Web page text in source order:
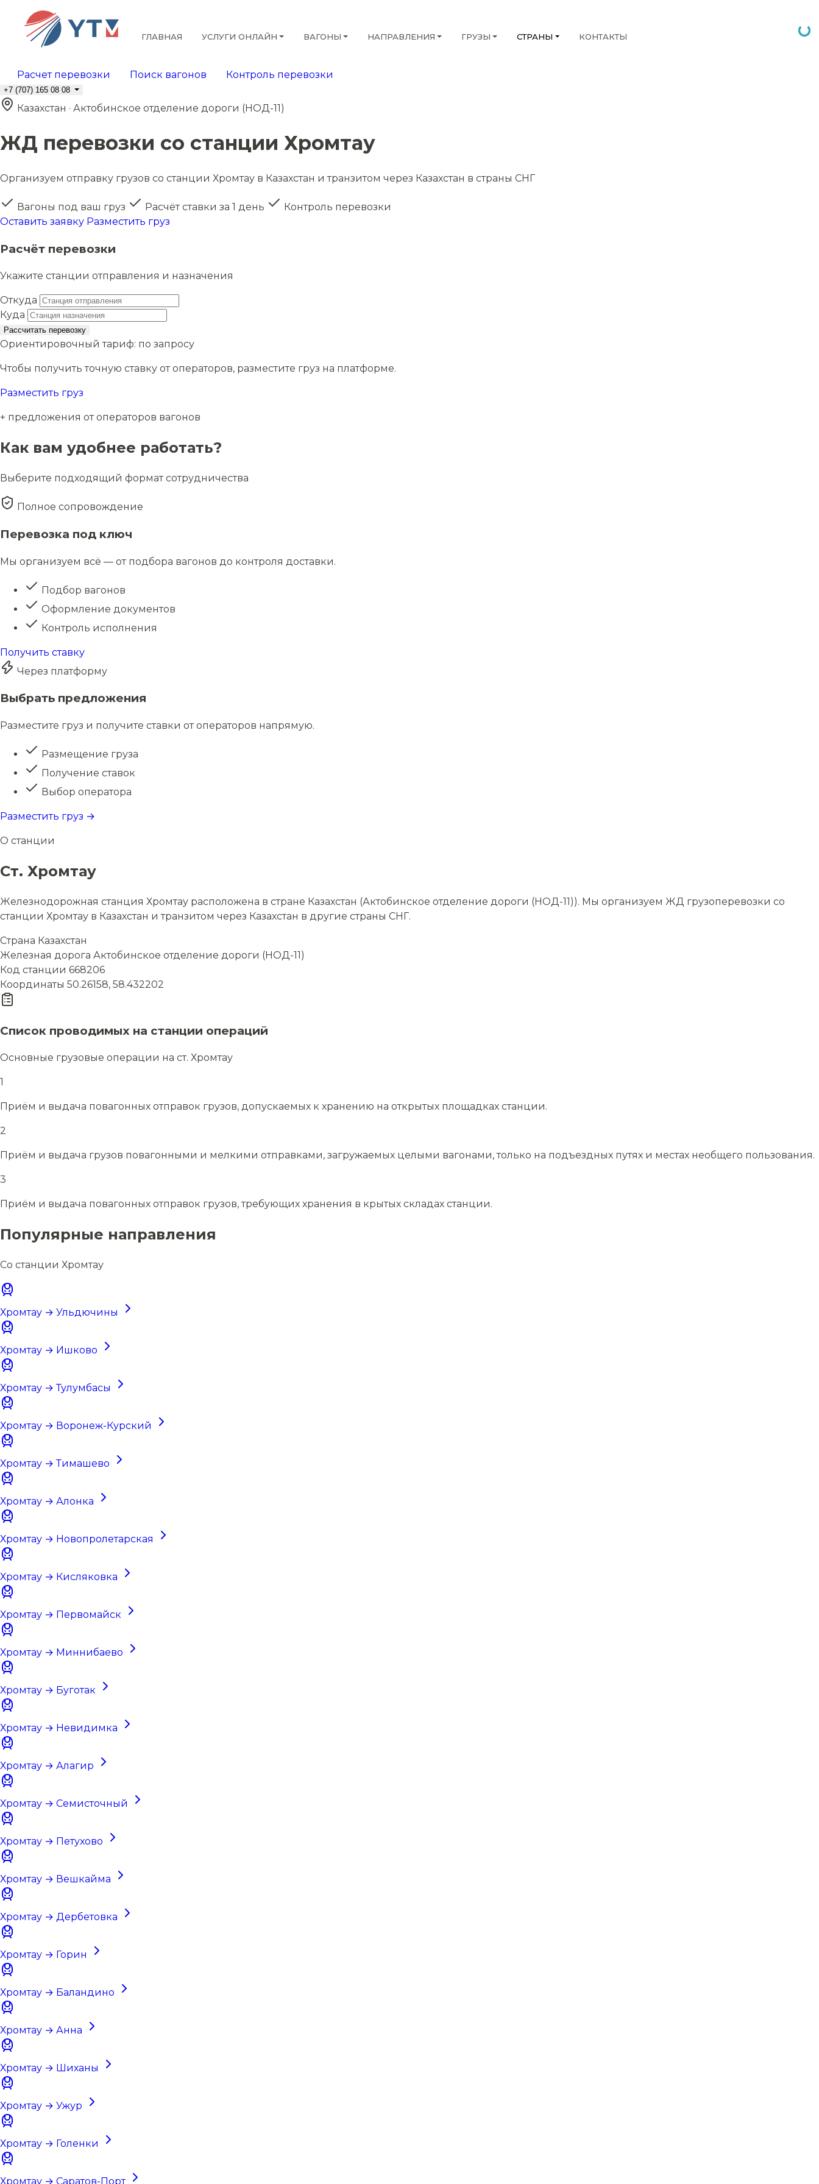
ГЛАВНАЯ УСЛУГИ ОНЛАЙН ВАГОНЫ НАПРАВЛЕНИЯ ГРУЗЫ СТРАНЫ КОНТАКТЫ
Расчет перевозки Поиск вагонов Контроль перевозки
+7 (707) 165 08 08
Казахстан · Актобинское отделение дороги (НОД-11)
ЖД перевозки со станции Хромтау
Организуем отправку грузов со станции Хромтау в Казахстан и транзитом через Казахстан в страны СНГ
Вагоны под ваш груз Расчёт ставки за 1 день
Контроль перевозки
Оставить заявку Разместить груз
Расчёт перевозки
Укажите станции отправления и назначения
Откуда
Куда
Рассчитать перевозку
Ориентировочный тариф: по запросу
Чтобы получить точную ставку от операторов, разместите груз на платформе.
Разместить груз
+ предложения от операторов вагонов
Как вам удобнее работать?
Выберите подходящий формат сотрудничества
Полное сопровождение
Перевозка под ключ
Мы организуем всё — от подбора вагонов до контроля доставки.
Подбор вагонов
Оформление документов
Контроль исполнения
Получить ставку
Через платформу
Выбрать предложения
Разместите груз и получите ставки от операторов напрямую.
Размещение груза
Получение ставок
Выбор оператора
Разместить груз →
О станции
Ст. Хромтау
Железнодорожная станция Хромтау расположена в стране Казахстан (Актобинское отделение дороги (НОД-11)). Мы организуем ЖД грузоперевозки со
станции Хромтау в Казахстан и транзитом через Казахстан в другие страны СНГ.
Страна Казахстан
Железная дорога Актобинское отделение дороги (НОД-11)
Код станции 668206
Координаты 50.26158, 58.432202
Список проводимых на станции операций
Основные грузовые операции на ст. Хромтау
1
Приём и выдача повагонных отправок грузов, допускаемых к хранению на открытых площадках станции.
2
Приём и выдача грузов повагонными и мелкими отправками, загружаемых целыми вагонами, только на подъездных путях и местах необщего пользования.
3
Приём и выдача повагонных отправок грузов, требующих хранения в крытых складах станции.
Популярные направления
Со станции Хромтау
Хромтау → Ульдючины
Хромтау → Ишково
Хромтау → Тулумбасы
Хромтау → Воронеж-Курский
Хромтау → Тимашево
Хромтау → Алонка
Хромтау → Новопролетарская
Хромтау → Кисляковка
Хромтау → Первомайск
Хромтау → Миннибаево
Хромтау → Буготак
Хромтау → Невидимка
Хромтау → Алагир
Хромтау → Семисточный
Хромтау → Петухово
Хромтау → Вешкайма
Хромтау → Дербетовка
Хромтау → Горин
Хромтау → Баландино
Хромтау → Анна
Хромтау → Шиханы
Хромтау → Ужур
Хромтау → Голенки
Хромтау → Саратов-Порт